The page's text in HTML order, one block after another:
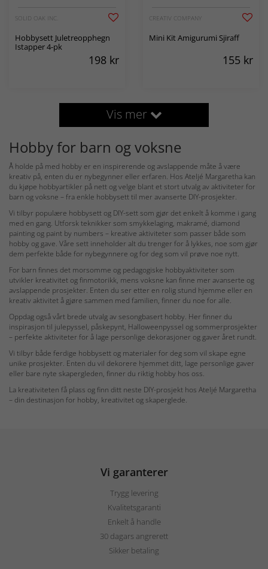
SOLID OAK INC.
Hobbysett Juletreopphegn
Istapper 4-pk
198 kr
CREATIV COMPANY
Mini Kit Amigurumi Sjiraff
155 kr
Vis mer
Hobby for barn og voksne
Å holde på med hobby er en inspirerende og avslappende måte å være
kreativ på, enten du er nybegynner eller erfaren. Hos Ateljé Margaretha kan
du kjøpe hobbyartikler på nett og velge blant et stort utvalg av aktiviteter for
barn og voksne – fra enkle hobbysett til mer avanserte DIY-prosjekter.
Vi tilbyr populære hobbysett og DIY-sett som gjør det enkelt å komme i gang
med en gang. Utforsk teknikker som smykkelaging, makramé, diamond
painting og paint by numbers – kreative aktiviteter som passer både som
hobby og gave. Våre sett inneholder alt du trenger for å lykkes, noe som gjør
dem perfekte både for nybegynnere og for deg som vil prøve noe nytt.
For barn finnes det morsomme og pedagogiske hobbyaktiviteter som
utvikler kreativitet og finmotorikk, mens voksne kan finne mer avanserte og
avslappende prosjekter. Enten du ser etter en rolig stund hjemme eller en
kreativ aktivitet å gjøre sammen med familien, finner du noe for alle.
Oppdag også vårt brede utvalg av sesongbasert hobby. Her finner du
inspirasjon til julepyssel, påskepynt, Halloweenpyssel og sommerprosjekter
– perfekte aktiviteter for å lage personlige dekorasjoner og gaver året rundt.
Vi tilbyr både ferdige hobbysett og materialer for deg som vil skape egne
unike prosjekter. Enten du vil dekorere hjemmet ditt, lage personlige gaver
eller bare nyte skapergleden, finner du riktig hobby hos oss.
La kreativiteten få plass og finn ditt neste DIY-prosjekt hos Ateljé Margaretha
– din destinasjon for hobby, kreativitet og skaperglede.
Vi garanterer
Trygg levering
Kvalitetsgaranti
Enkelt å handle
30 dagars angrerett
Sikker betaling